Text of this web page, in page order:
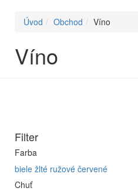
Úvod Obchod Víno
Víno
Filter
Farba
biele žlté ružové červené
Chuť